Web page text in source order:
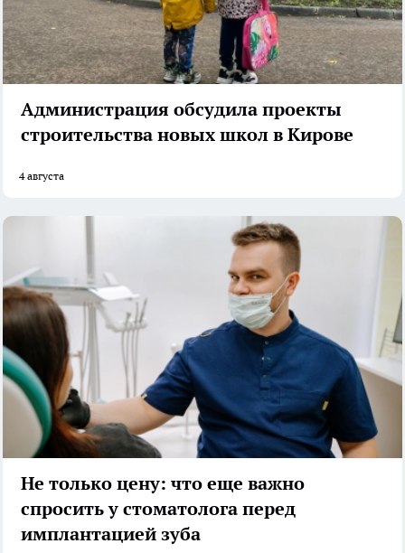
Администрация обсудила проекты
строительства новых школ в Кирове
4 августа
Не только цену: что еще важно
спросить у стоматолога перед
имплантацией зуба